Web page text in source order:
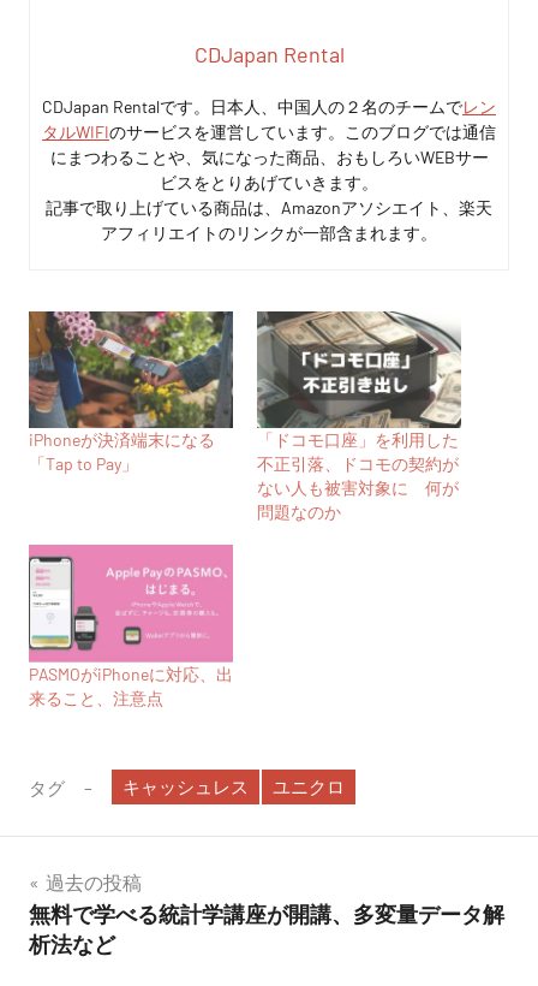
CDJapan Rental
CDJapan Rentalです。日本人、中国人の２名のチームでレン
タルWIFIのサービスを運営しています。このブログでは通信
にまつわることや、気になった商品、おもしろいWEBサー
ビスをとりあげていきます。
記事で取り上げている商品は、Amazonアソシエイト、楽天
アフィリエイトのリンクが一部含まれます。
iPhoneが決済端末になる
「Tap to Pay」
「ドコモ口座」を利用した
不正引落、ドコモの契約が
ない人も被害対象に 何が
問題なのか
PASMOがiPhoneに対応、出
来ること、注意点
タグ キャッシュレス ユニクロ
投
稿
過去の投稿
無料で学べる統計学講座が開講、多変量データ解
析法など